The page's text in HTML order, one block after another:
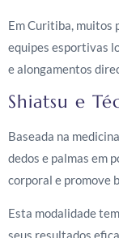
Em Curitiba, muitos
equipes esportivas
e alongamentos
Shiatsu e
Baseada na
dedos e palmas em
corporal e promove
Esta modalidade